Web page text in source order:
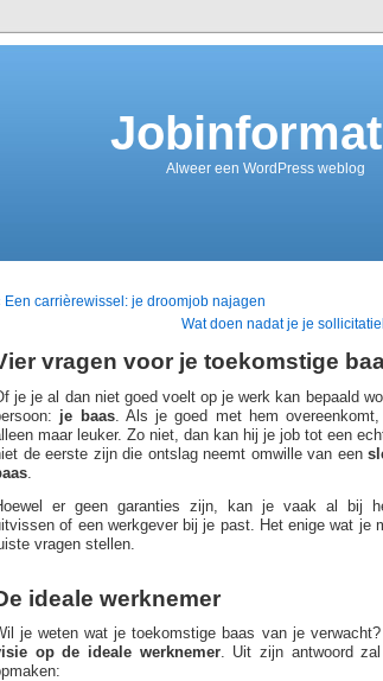
Alweer een WordPress weblog
Een carrièrewissel: je droomjob najagen
Wat doen nadat je je
vragen voor je toekomstige
je je al dan niet goed voelt op je werk kan bepaald
je baas. Als je goed met hem
maar leuker. Zo niet, dan kan hij je job tot een
de eerste zijn die ontslag neemt omwille van een
er geen garanties zijn, kan je vaak al bij
of een werkgever bij je past. Het enige wat je
vragen stellen.
ideale werknemer
je weten wat je toekomstige baas van je
op de ideale werknemer. Uit zijn antwoord